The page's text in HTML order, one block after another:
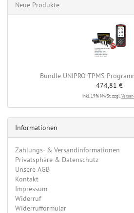
Neue Produkte
Bundle UNIPRO-TPMS-
474,81 €
inkl. 19% MwSt. zzgl.
Informationen
Zahlungs- & Versandinformationen
Privatsphäre & Datenschutz
Unsere AGB
Kontakt
Impressum
Widerruf
Widerrufformular